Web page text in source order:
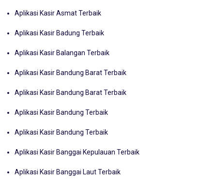
Aplikasi Kasir Asmat Terbaik
Aplikasi Kasir Badung Terbaik
Aplikasi Kasir Balangan Terbaik
Aplikasi Kasir Bandung Barat Terbaik
Aplikasi Kasir Bandung Barat Terbaik
Aplikasi Kasir Bandung Terbaik
Aplikasi Kasir Bandung Terbaik
Aplikasi Kasir Banggai Kepulauan Terbaik
Aplikasi Kasir Banggai Laut Terbaik